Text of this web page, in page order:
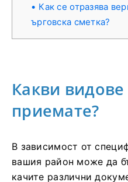
Как се отразява
ърговска сметка?
Какви
приемате?
В зависимост от
вашия район може да
качите различни